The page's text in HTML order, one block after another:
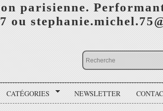
parisienne.
ou
CATÉGORIES NEWSLETTER